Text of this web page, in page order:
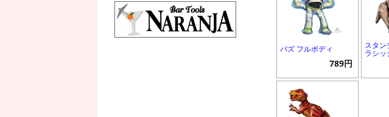
バズ フルボディ
789円
スタン
ラシッ